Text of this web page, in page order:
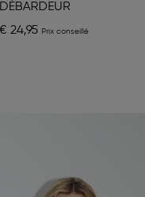
DÉBARDEUR
€ 24,95